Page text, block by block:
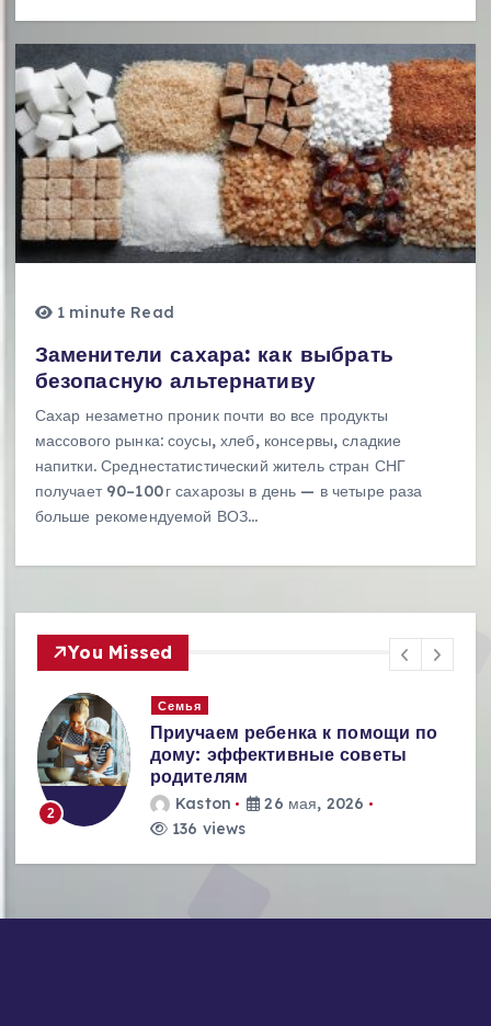
1 minute Read
Заменители сахара: как выбрать
безопасную альтернативу
Сахар незаметно проник почти во все продукты
массового рынка: соусы, хлеб, консервы, сладкие
напитки. Среднестатистический житель стран СНГ
получает 90–100 г сахарозы в день — в четыре раза
больше рекомендуемой ВОЗ…
You Missed
2
Семья
Приучаем ребенка к помощи по
дому: эффективные советы
родителям
Kaston
26 мая, 2026
136 views